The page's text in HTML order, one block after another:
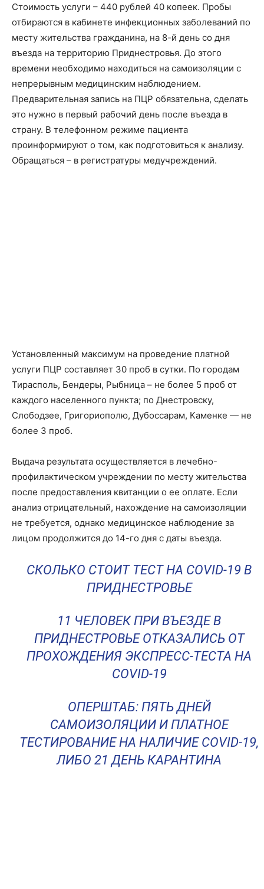
Стоимость услуги – 440 рублей 40 копеек. Пробы
отбираются в кабинете инфекционных заболеваний по
месту жительства гражданина, на 8-й день со дня
въезда на территорию Приднестровья. До этого
времени необходимо находиться на самоизоляции с
непрерывным медицинским наблюдением.
Предварительная запись на ПЦР обязательна, сделать
это нужно в первый рабочий день после въезда в
страну. В телефонном режиме пациента
проинформируют о том, как подготовиться к анализу.
Обращаться – в регистратуры медучреждений.
Установленный максимум на проведение платной
услуги ПЦР составляет 30 проб в сутки. По городам
Тирасполь, Бендеры, Рыбница – не более 5 проб от
каждого населенного пункта; по Днестровску,
Слободзее, Григориополю, Дубоссарам, Каменке — не
более 3 проб.
Выдача результата осуществляется в лечебно-
профилактическом учреждении по месту жительства
после предоставления квитанции о ее оплате. Если
анализ отрицательный, нахождение на самоизоляции
не требуется, однако медицинское наблюдение за
лицом продолжится до 14-го дня с даты въезда.
СКОЛЬКО СТОИТ ТЕСТ НА COVID-19 В
ПРИДНЕСТРОВЬЕ
11 ЧЕЛОВЕК ПРИ ВЪЕЗДЕ В
ПРИДНЕСТРОВЬЕ ОТКАЗАЛИСЬ ОТ
ПРОХОЖДЕНИЯ ЭКСПРЕСС-ТЕСТА НА
COVID-19
ОПЕРШТАБ: ПЯТЬ ДНЕЙ
САМОИЗОЛЯЦИИ И ПЛАТНОЕ
ТЕСТИРОВАНИЕ НА НАЛИЧИЕ COVID-19,
ЛИБО 21 ДЕНЬ КАРАНТИНА